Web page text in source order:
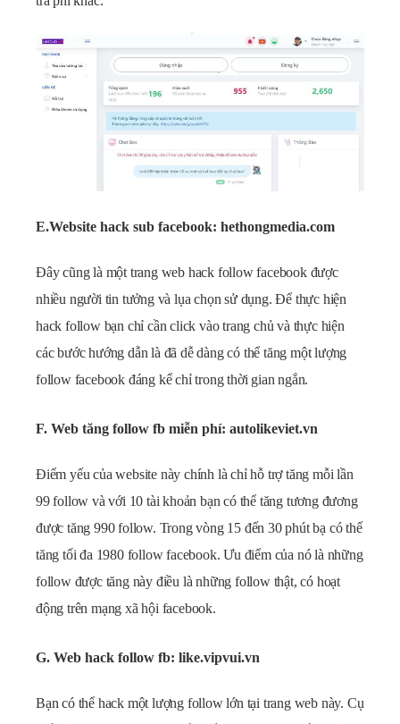
E.Website hack sub facebook: hethongmedia.com
Đây cũng là một trang web hack follow facebook được
nhiều người tin tưởng và lụa chọn sử dụng. Để thực hiện
hack follow bạn chỉ cần click vào trang chủ và thực hiện
các bước hướng dẫn là đã dễ dàng có thể tăng một lượng
follow facebook đáng kể chỉ trong thời gian ngắn.
F. Web tăng follow fb miễn phí: autolikeviet.vn
Điểm yếu của website này chính là chỉ hỗ trợ tăng mỗi lần
99 follow và với 10 tài khoản bạn có thể tăng tương đương
được tăng 990 follow. Trong vòng 15 đến 30 phút bạ có thể
tăng tối đa 1980 follow facebook. Ưu điểm của nó là những
follow được tăng này điều là những follow thật, có hoạt
động trên mạng xã hội facebook.
G. Web hack follow fb: like.vipvui.vn
Bạn có thể hack một lượng follow lớn tại trang web này. Cụ